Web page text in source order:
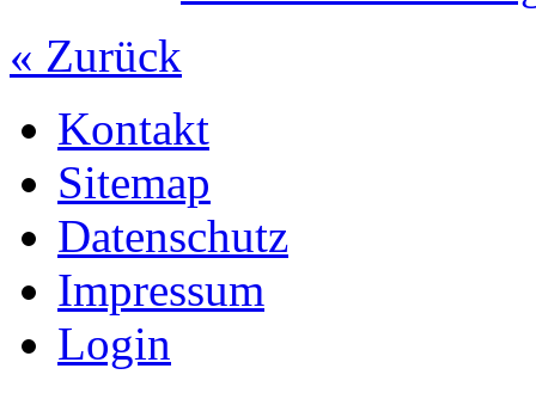
« Zurück
Kontakt
Sitemap
Datenschutz
Impressum
Login